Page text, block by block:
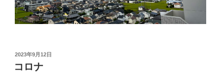
投
稿
日:
2023年9月12日
コロナ